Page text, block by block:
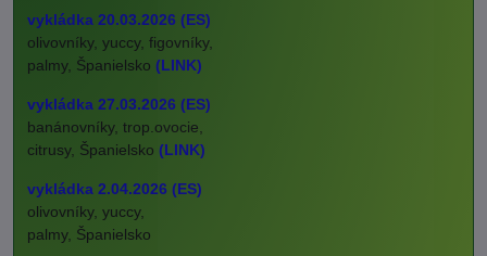
vykládka 20.03.2026 (ES)
olivovníky, yuccy, figovníky,
palmy, Španielsko (LINK)
vykládka 27.03.2026 (ES)
banánovníky, trop.ovocie,
citrusy, Španielsko (LINK)
vykládka 2.04.2026 (ES)
olivovníky, yuccy,
palmy, Španielsko